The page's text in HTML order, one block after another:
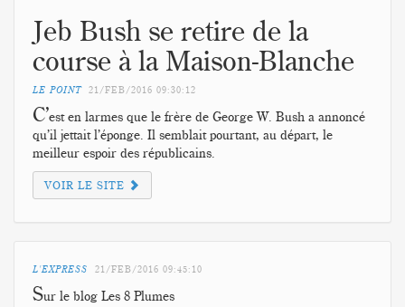
Jeb Bush se retire de la
course à la Maison-Blanche
LE POINT 21/FEB/2016 09:30:12
C’est en larmes que le frère de George W. Bush a annoncé
qu’il jettait l’éponge. Il semblait pourtant, au départ, le
meilleur espoir des républicains.
VOIR LE SITE
L'EXPRESS 21/FEB/2016 09:45:10
Sur le blog Les 8 Plumes